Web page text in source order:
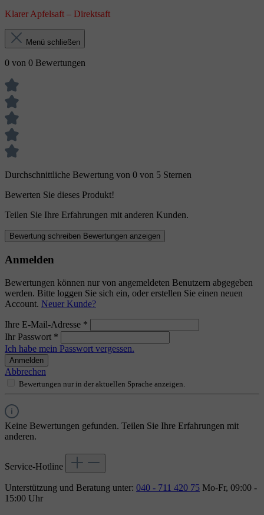
Klarer Apfelsaft – Direktsaft
Menü schließen
0 von 0 Bewertungen
Durchschnittliche Bewertung von 0 von 5 Sternen
Bewerten Sie dieses Produkt!
Teilen Sie Ihre Erfahrungen mit anderen Kunden.
Bewertung schreiben Bewertungen anzeigen
Anmelden
Bewertungen können nur von angemeldeten Benutzern abgegeben
werden. Bitte loggen Sie sich ein, oder erstellen Sie einen neuen
Account. Neuer Kunde?
Ihre E-Mail-Adresse *
Ihr Passwort *
Ich habe mein Passwort vergessen.
Anmelden
Abbrechen
Bewertungen nur in der aktuellen Sprache anzeigen.
Keine Bewertungen gefunden. Teilen Sie Ihre Erfahrungen mit
anderen.
Service-Hotline
Unterstützung und Beratung unter: 040 - 711 420 75 Mo-Fr, 09:00 -
15:00 Uhr